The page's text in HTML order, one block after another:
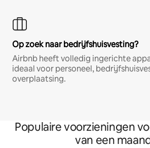
Op zoek naar bedrijfshuisvesting?
Airbnb heeft volledig ingerichte
ideaal voor personeel,
overplaatsing.
Populaire voorzieningen
van een